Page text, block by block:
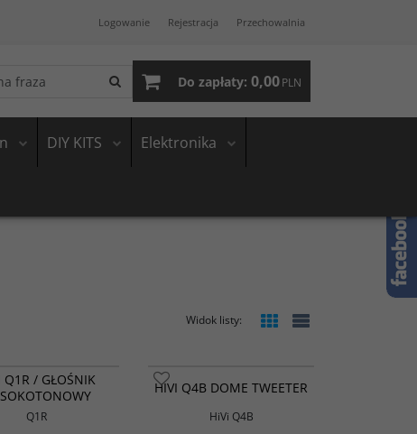
Logowanie Rejestracja Przechowalnia
Do zapłaty: 0,00PLN
DIY KITS Elektronika
Widok listy:
Q1R / GŁOŚNIK
Q1R
HIVI Q4B DOME TWEETER
HiVi Q4B